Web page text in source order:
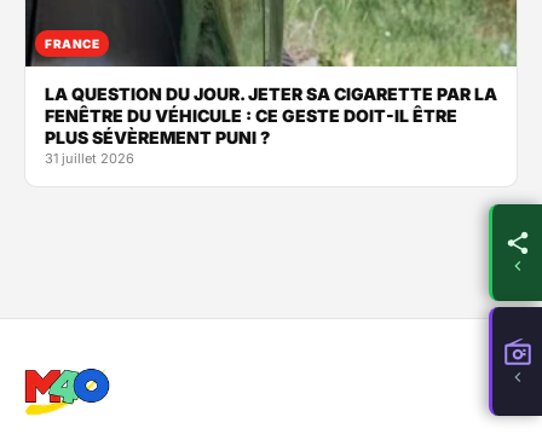
FRANCE
LA QUESTION DU JOUR. JETER SA CIGARETTE PAR LA
FENÊTRE DU VÉHICULE : CE GESTE DOIT-IL ÊTRE
PLUS SÉVÈREMENT PUNI ?
31 juillet 2026